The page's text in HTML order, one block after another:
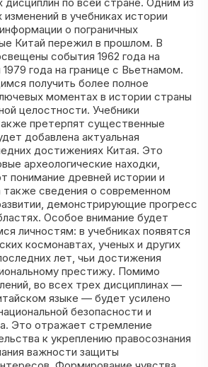
в учебниках истории
о пограничных
Китай пережил в прошлом. В
события 1962 года на
года на границе с Вьетнамом.
получить более полное
моментах в истории страны
целостности. Учебники
претерпят существенные
добавлена актуальная
достижениях Китая. Это
археологические находки,
понимание древней истории и
также сведения о современном
демонстрирующие прогресс
Особое внимание будет
личностям: в учебниках появятся
космонавтах, ученых и других
лет, чьи достижения
престижу. Помимо
во всех трех дисциплинах —
языке — будет усилено
безопасности и
Это отражает стремление
к укреплению правосознания
важности защиты